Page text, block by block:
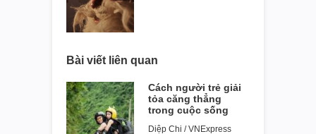
Bài viết liên quan
Cách người trẻ giải
tỏa căng thẳng
trong cuộc sống
Diệp Chi / VNExpress